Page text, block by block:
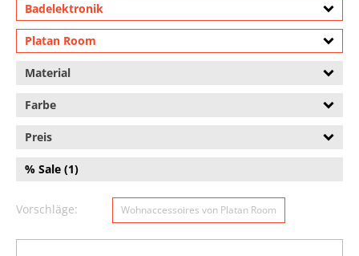
Badelektronik
Platan Room
Material
Farbe
Preis
% Sale (1)
Vorschläge: Wohnaccessoires von Platan Room